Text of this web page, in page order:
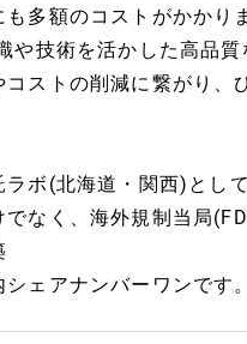
多額のコストがかかり
や技術を活かした高品
ストの削減に繋がり、
ボ(北海道・関西)とし
なく、海外規制当局
ェアナンバーワンです。